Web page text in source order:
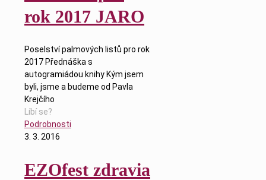
rok 2017 JARO
Poselství palmových listů pro rok
2017 Přednáška s
autogramiádou knihy Kým jsem
byli, jsme a budeme od Pavla
Krejčího
Líbí se?
Podrobnosti
3. 3. 2016
EZOfest zdravia